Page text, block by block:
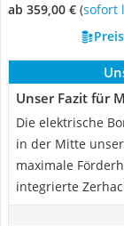
ab 359,00 € (
Unser Fazit für
Die elektrische
in der Mitte
maximale
integrierte